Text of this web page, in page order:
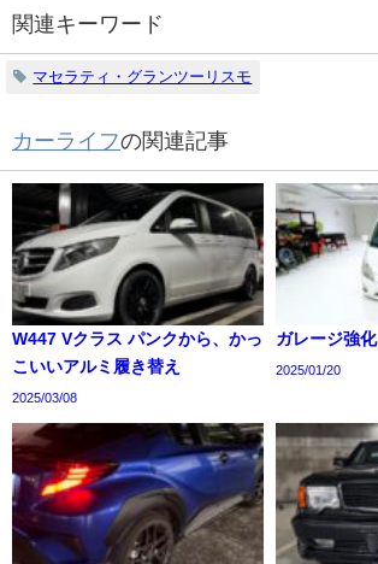
関連キーワード
マセラティ・グランツーリスモ
カーライフの関連記事
W447 Vクラス パンクから、かっ
こいいアルミ履き替え
2025/03/08
ガレージ強化
2025/01/20